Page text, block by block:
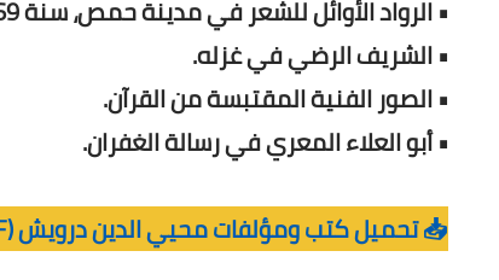
• الرواد الأوائل للشعر في مدينة حمص، سنة 1969م.
• الشريف الرضي في غزله.
• الصور الفنية المقتبسة من القرآن.
• أبو العلاء المعري في رسالة الغفران.
📥 تحميل كتب ومؤلفات محيي الدين درويش (PDF)